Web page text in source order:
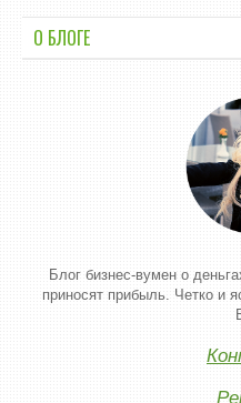
О БЛОГЕ
Блог бизнес-вумен о
приносят прибыль. Четко и